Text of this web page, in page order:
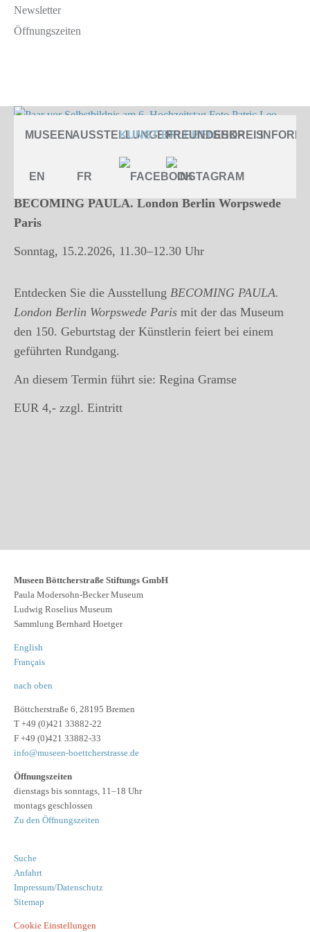
Newsletter
Öffnungszeiten
MUSEENAUSSTELLUNGEN
KUNST ERLEBEN
FREUNDESKREIS
SHOP
EN FR
BECOMING PAULA. London Berlin
Worpswede Paris
Öffentliche Führung
BECOMING PAULA. London Berlin Worpswede
Paris
Sonntag, 15.2.2026, 11.30–12.30 Uhr
Entdecken Sie die Ausstellung BECOMING PAULA.
London Berlin Worpswede Paris mit der das Museum
den 150. Geburtstag der Künstlerin feiert bei einem
geführten Rundgang.
An diesem Termin führt sie: Regina Gramse
EUR 4,- zzgl. Eintritt
Museen Böttcherstraße Stiftungs GmbH
Paula Modersohn-Becker Museum
Ludwig Roselius Museum
Sammlung Bernhard Hoetger
English
Français
nach oben
Böttcherstraße 6, 28195 Bremen
T +49 (0)421 33882-22
F +49 (0)421 33882-33
info@museen-boettcherstrasse.de
Öffnungszeiten
dienstags bis sonntags, 11–18 Uhr
montags geschlossen
Zu den Öffnungszeiten
Suche
Anfahrt
Impressum/Datenschutz
Sitemap
Cookie Einstellungen